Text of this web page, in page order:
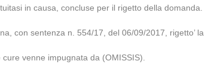
in causa, concluse per il rigetto della domanda.
con sentenza n. 554/17, del 06/09/2017, rigetto’ la
venne impugnata da (OMISSIS).